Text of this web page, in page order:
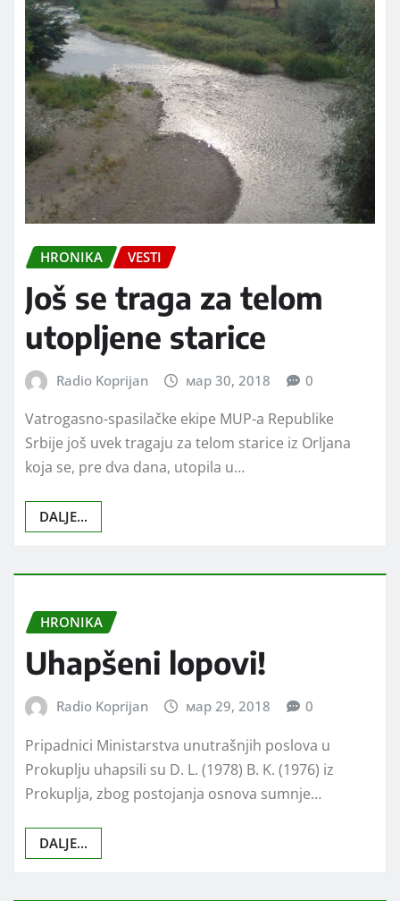
HRONIKA VESTI
Još se traga za telom
utopljene starice
Radio Koprijan мар 30, 2018 0
Vatrogasno-spasilačke ekipe MUP-a Republike
Srbije još uvek tragaju za telom starice iz Orljana
koja se, pre dva dana, utopila u…
DALJE...
HRONIKA
Uhapšeni lopovi!
Radio Koprijan мар 29, 2018 0
Pripadnici Ministarstva unutrašnjih poslova u
Prokuplјu uhapsili su D. L. (1978) B. K. (1976) iz
Prokuplјa, zbog postojanja osnova sumnje…
DALJE...